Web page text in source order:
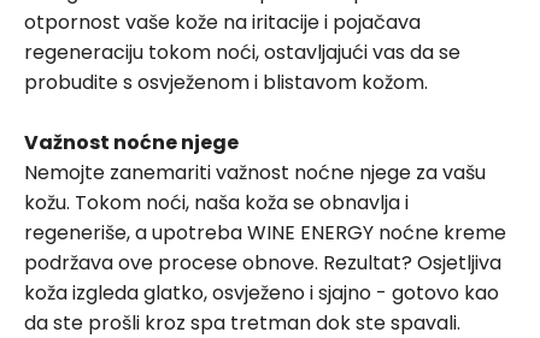
otpornost vaše kože na iritacije i pojačava
regeneraciju tokom noći, ostavljajući vas da se
probudite s osvježenom i blistavom kožom.
Važnost noćne njege
Nemojte zanemariti važnost noćne njege za vašu
kožu. Tokom noći, naša koža se obnavlja i
regeneriše, a upotreba WINE ENERGY noćne kreme
podržava ove procese obnove. Rezultat? Osjetljiva
koža izgleda glatko, osvježeno i sjajno - gotovo kao
da ste prošli kroz spa tretman dok ste spavali.